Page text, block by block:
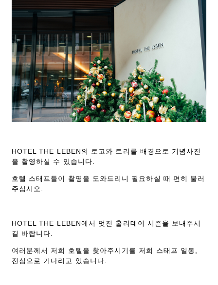
HOTEL THE LEBEN의 로고와 트리를 배경으로 기념사진
을 촬영하실 수 있습니다.
호텔 스태프들이 촬영을 도와드리니 필요하실 때 편히 불러
주십시오.
HOTEL THE LEBEN에서 멋진 홀리데이 시즌을 보내주시
길 바랍니다.
여러분께서 저희 호텔을 찾아주시기를 저희 스태프 일동,
진심으로 기다리고 있습니다.